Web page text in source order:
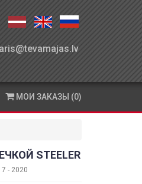
МОИ ЗАКАЗЫ (0)
STEELER
- 2020